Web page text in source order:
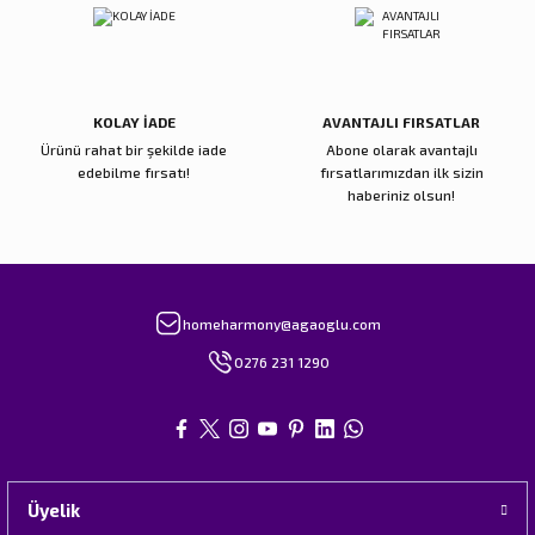
KOLAY İADE
Ürünü rahat bir şekilde iade
edebilme fırsatı!
AVANTAJLI FIRSATLAR
Abone olarak avantajlı
fırsatlarımızdan ilk sizin
haberiniz olsun!
homeharmony@agaoglu.com
0276 231 1290
Üyelik